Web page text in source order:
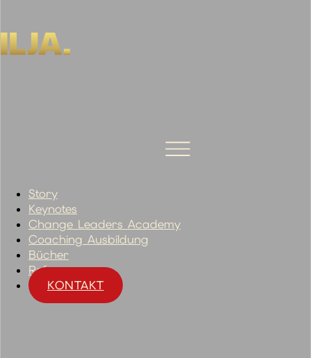
Story
Keynotes
Change Leaders Academy
Coaching Ausbildung
Bücher
Referenzen
KONTAKT